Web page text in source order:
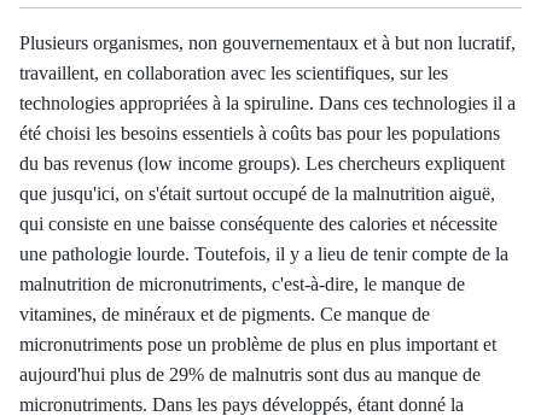
Plusieurs organismes, non gouvernementaux et à but non lucratif,
travaillent, en collaboration avec les scientifiques, sur les
technologies appropriées à la spiruline. Dans ces technologies il a
été choisi les besoins essentiels à coûts bas pour les populations
du bas revenus (low income groups). Les chercheurs expliquent
que jusqu'ici, on s'était surtout occupé de la malnutrition aiguë,
qui consiste en une baisse conséquente des calories et nécessite
une pathologie lourde. Toutefois, il y a lieu de tenir compte de la
malnutrition de micronutriments, c'est-à-dire, le manque de
vitamines, de minéraux et de pigments. Ce manque de
micronutriments pose un problème de plus en plus important et
aujourd'hui plus de 29% de malnutris sont dus au manque de
micronutriments. Dans les pays développés, étant donné la